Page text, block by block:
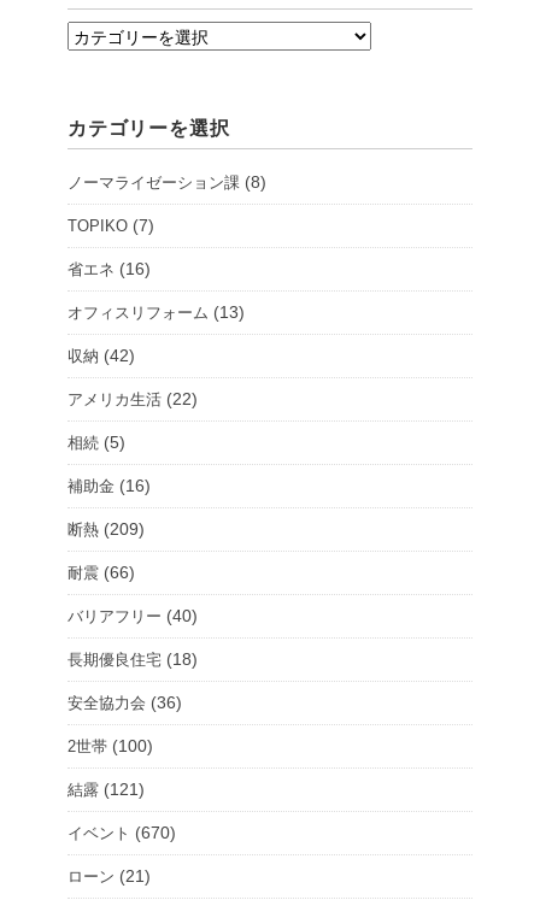
支
ョ
ル
ー
を
選
択
カテゴリーを選択
ノーマライゼーション課 (8)
TOPIKO (7)
省エネ (16)
オフィスリフォーム (13)
収納 (42)
アメリカ生活 (22)
相続 (5)
補助金 (16)
断熱 (209)
耐震 (66)
バリアフリー (40)
長期優良住宅 (18)
安全協力会 (36)
2世帯 (100)
結露 (121)
イベント (670)
ローン (21)